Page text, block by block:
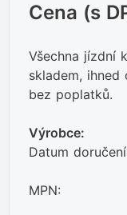
Cena (s
Všechna jízdní
skladem, ihned
bez poplatků.
Výrobce:
Datum
MPN: